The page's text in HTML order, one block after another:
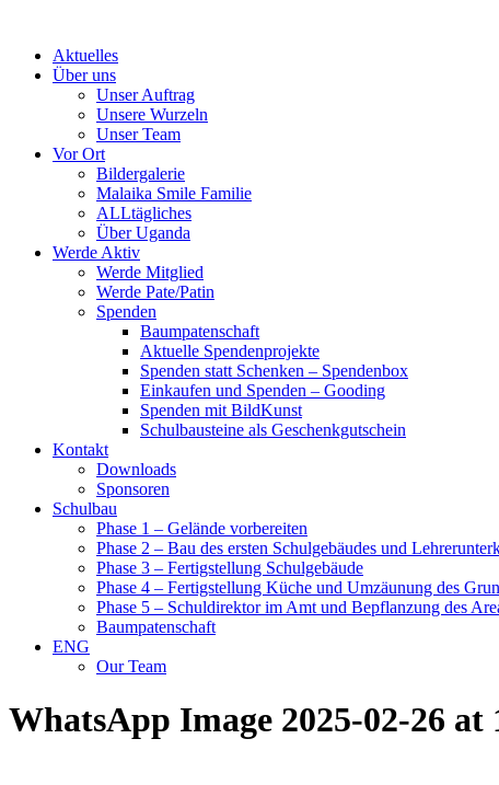
contentAktuelles
Über uns
Unser Auftrag
Unsere Wurzeln
Unser Team
Vor Ort
Bildergalerie
Malaika Smile Familie
ALLtägliches
Über Uganda
Werde Aktiv
Werde Mitglied
Werde Pate/Patin
Spenden
Baumpatenschaft
Aktuelle Spendenprojekte
Spenden statt Schenken – Spendenbox
Einkaufen und Spenden – Gooding
Spenden mit BildKunst
Schulbausteine als Geschenkgutschein
Kontakt
Downloads
Sponsoren
Schulbau
Phase 1 – Gelände vorbereiten
Phase 2 – Bau des ersten Schulgebäudes und
Phase 3 – Fertigstellung Schulgebäude
Phase 4 – Fertigstellung Küche und Umzäunung des
Phase 5 – Schuldirektor im Amt und Bepflanzung des
Baumpatenschaft
ENG
Our Team
WhatsApp Image 2025-02-26 at